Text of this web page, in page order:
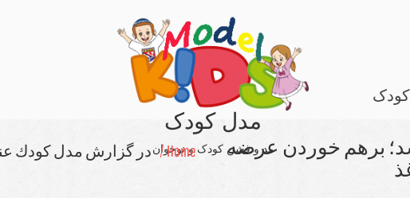
مدل کودک
مد و فشن کودک و نوجوان
Home /
در گزارش مدل كودك
برهم خوردن عرضه